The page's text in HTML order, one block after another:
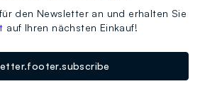
den Newsletter an und erhalten Sie
auf Ihren nächsten Einkauf!